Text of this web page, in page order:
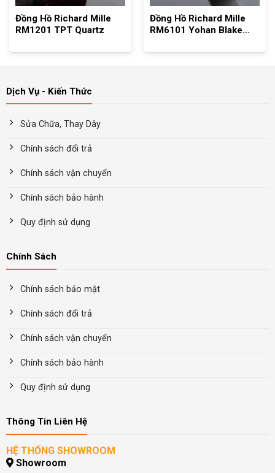
Đồng Hồ Richard Mille
RM1201 TPT Quartz
Đồng Hồ Richard Mille
RM6101 Yohan Blake
Dịch Vụ - Kiến Thức
Sửa Chữa, Thay Dây
Chính sách đổi trả
Chính sách vận chuyển
Chính sách bảo hành
Quy định sử dụng
Chính Sách
Chính sách bảo mật
Chính sách đổi trả
Chính sách vận chuyển
Chính sách bảo hành
Quy định sử dụng
Thông Tin Liên Hệ
HỆ THỐNG SHOWROOM
Showroom